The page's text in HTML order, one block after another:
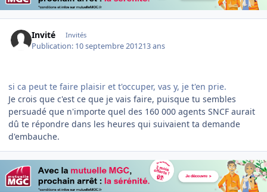
Invité Invités
Publication: 10 septembre 201213 ans
si ca peut te faire plaisir et t'occuper, vas y, je t'en prie.
Je crois que c'est ce que je vais faire, puisque tu sembles
persuadé que n'importe quel des 160 000 agents SNCF aurait
dû te répondre dans les heures qui suivaient ta demande
d'embauche.